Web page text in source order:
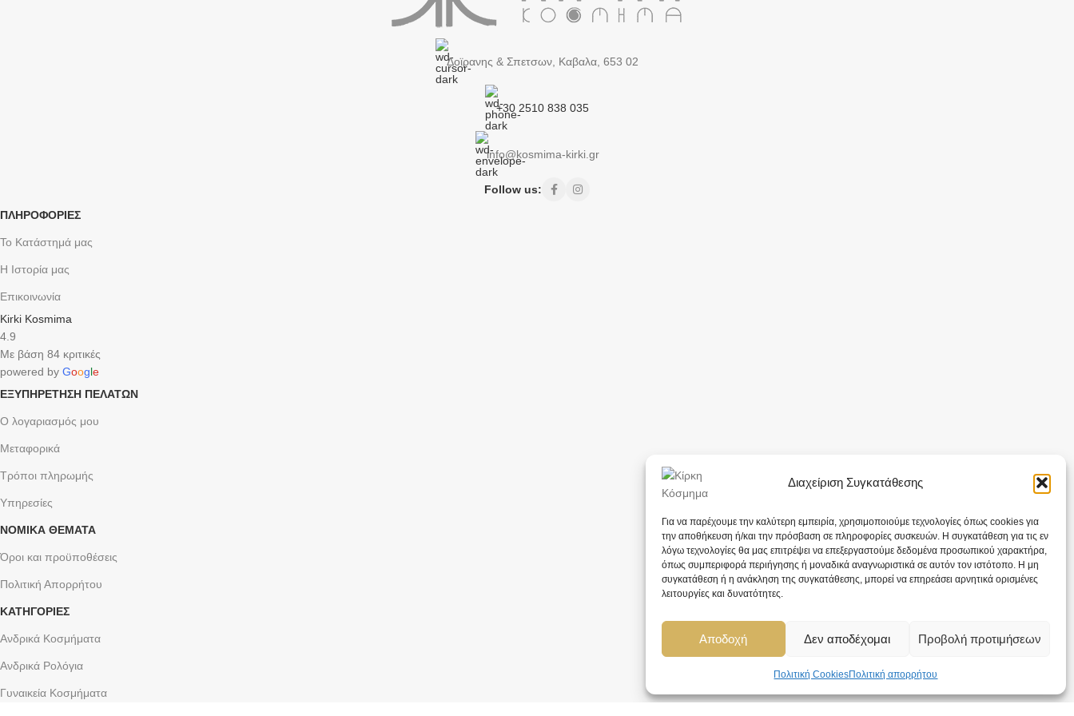
Διαχείριση Συγκατάθεσης
Για να παρέχουμε την καλύτερη εμπειρία, χρησιμοποιούμε τεχνολογίες όπως cookies για
την αποθήκευση ή/και την πρόσβαση σε πληροφορίες συσκευών. Η συγκατάθεση για τις εν
λόγω τεχνολογίες θα μας επιτρέψει να επεξεργαστούμε δεδομένα προσωπικού χαρακτήρα,
όπως συμπεριφορά περιήγησης ή μοναδικά αναγνωριστικά σε αυτόν τον ιστότοπο. Η μη
συγκατάθεση ή η ανάκληση της συγκατάθεσης, μπορεί να επηρεάσει αρνητικά ορισμένες
λειτουργίες και δυνατότητες.
Αποδοχή Δεν αποδέχομαι Προβολή προτιμήσεων
Πολιτική CookiesΠολιτική απορρήτου
Δοϊρανης & Σπετσων, Καβαλα, 653 02
+30 2510 838 035
info@kosmima-kirki.gr
Follow us:
ΠΛΗΡΟΦΟΡΙΕΣ
Το Κατάστημά μας
Η Ιστορία μας
Επικοινωνία
Kirki Kosmima
4.9
Με βάση 84 κριτικές
powered by Google
ΕΞΥΠΗΡΈΤΗΣΗ ΠΕΛΑΤΏΝ
Ο λογαριασμός μου
Μεταφορικά
Τρόποι πληρωμής
Υπηρεσίες
ΝΟΜΙΚΆ ΘΈΜΑΤΑ
Όροι και προϋποθέσεις
Πολιτική Απορρήτου
ΚΑΤΗΓΟΡΙΕΣ
Ανδρικά Κοσμήματα
Ανδρικά Ρολόγια
Γυναικεία Κοσμήματα